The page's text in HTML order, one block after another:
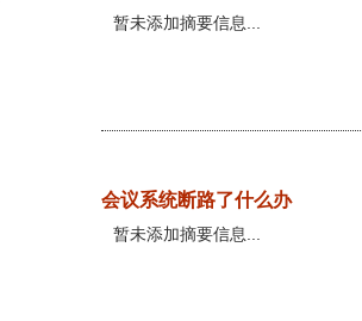
暂未添加摘要信息...
会议系统断路了什么办
暂未添加摘要信息...